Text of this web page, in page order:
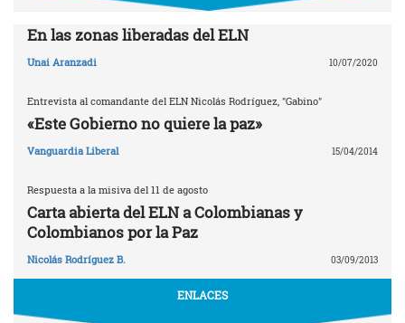
En las zonas liberadas del ELN
Unai Aranzadi 10/07/2020
Entrevista al comandante del ELN Nicolás Rodríguez, "Gabino"
«Este Gobierno no quiere la paz»
Vanguardia Liberal 15/04/2014
Respuesta a la misiva del 11 de agosto
Carta abierta del ELN a Colombianas y
Colombianos por la Paz
Nicolás Rodríguez B. 03/09/2013
ENLACES